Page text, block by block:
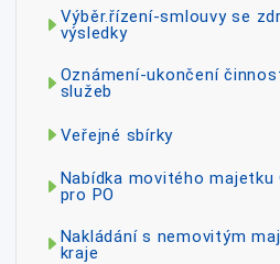
Výběr.řízení-smlouvy se
výsledky
Oznámení-ukončení
služeb
Veřejné sbírky
Nabídka movitého majetku
pro PO
Nakládání s nemovitým
kraje